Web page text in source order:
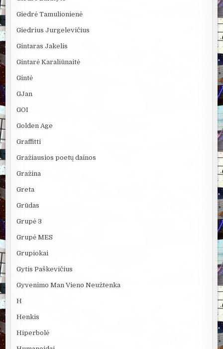
Giedrė Tamulionienė
Giedrius Jurgelevičius
Gintaras Jakelis
Gintarė Karaliūnaitė
Gintė
GJan
GOI
Golden Age
Graffitti
Gražiausios poetų dainos
Gražina
Greta
Grūdas
Grupė 3
Grupė MES
Grupiokai
Gytis Paškevičius
Gyvenimo Man Vieno Neužtenka
H
Henkis
Hiperbolė